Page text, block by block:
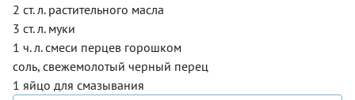
2 ст. л. растительного масла
3 ст. л. муки
1 ч. л. смеси перцев горошком
соль, свежемолотый черный перец
1 яйцо для смазывания